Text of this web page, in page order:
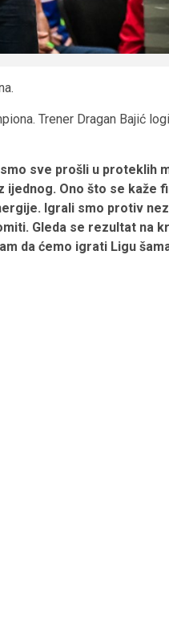
Trener Dragan Bajić
sve prošli u proteklih
Ono što se kaže
Igrali smo protiv
Gleda se rezultat na
da ćemo igrati Ligu